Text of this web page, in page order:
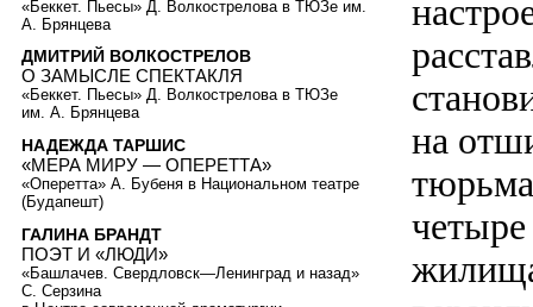
на
«Беккет. Пьесы» Д. Волкострелова в ТЮЗе им.
А. Брянцева
ДМИТРИЙ ВОЛКОСТРЕЛОВ
О ЗАМЫСЛЕ СПЕКТАКЛЯ
«Беккет. Пьесы» Д. Волкострелова в ТЮЗе
им. А. Брянцева
НАДЕЖДА ТАРШИС
«МЕРА МИРУ — ОПЕРЕТТА»
«Оперетта» А. Бубеня в Национальном театре
(Будапешт)
ГАЛИНА БРАНДТ
ПОЭТ И «ЛЮДИ»
«Башлачев. Свердловск—Ленинград и назад»
С. Серзина